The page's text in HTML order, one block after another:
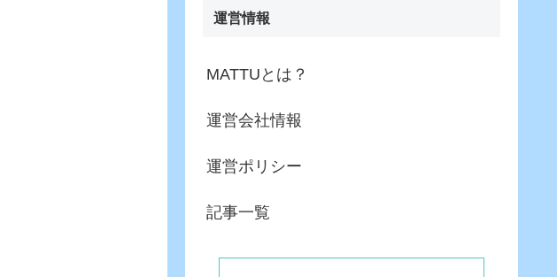
運営情報
MATTUとは？
運営会社情報
運営ポリシー
記事一覧